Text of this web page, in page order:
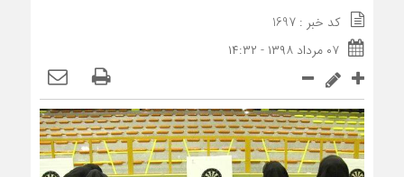
کد خبر : 1697
۰۷ مرداد ۱۳۹۸ - ۱۴:۳۲